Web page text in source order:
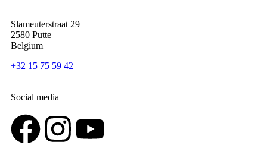
Slameuterstraat 29
2580 Putte
Belgium
+32 15 75 59 42
Social media